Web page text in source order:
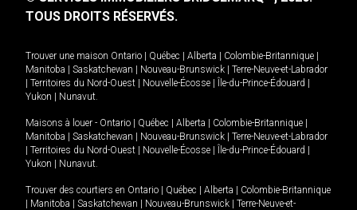
TOUS DROITS RÉSERVÉS.
Trouver une maison Ontario Québec Alberta Colombie-Britannique
Manitoba
Saskatchewan Nouveau-Brunswick
Terre-Neuve-et-Labrador
Territoires du Nord-Ouest Nouvelle-Écosse Île-du-Prince-Édouard
Yukon
Nunavut.
Maisons à louer - Ontario Québec Alberta Colombie-Britannique
Manitoba
Saskatchewan Nouveau-Brunswick
Terre-Neuve-et-Labrador
Territoires du Nord-Ouest Nouvelle-Écosse Île-du-Prince-Édouard
Yukon
Nunavut.
Trouver des courtiers en Ontario Québec Alberta
Colombie-Britannique
Manitoba Saskatchewan Nouveau-Brunswick
Terre-Neuve-et-